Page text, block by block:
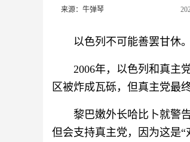
来源：牛弹琴
以色列不可能善罢甘休
2006年，以色列和真主
区被炸成瓦砾，但真主党最
黎巴嫩外长哈比卜就警
但会支持真主党，因为这是“